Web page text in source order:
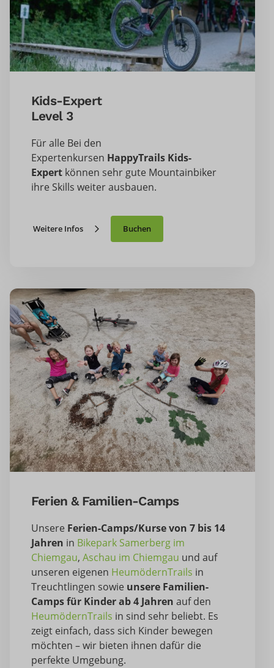
Kids-Expert
Level 3
Für alle Bei den
Expertenkursen HappyTrails Kids-
Expertkönnen sehr gute Mountainbiker
ihre Skills weiter ausbauen.
Weitere Infos Buchen
Ferien & Familien-Camps
Unsere Ferien-Camps/Kurse von 7 bis 14
Jahren in Bikepark Samerberg im
Chiemgau, Aschau im Chiemgau und auf
unseren eigenen HeumödernTrails in
Treuchtlingen sowie unsere Familien-
Camps für Kinder ab 4 Jahren auf den
HeumödernTrails in sind sehr beliebt. Es
zeigt einfach, dass sich Kinder bewegen
möchten – wir bieten ihnen dafür die
perfekte Umgebung.